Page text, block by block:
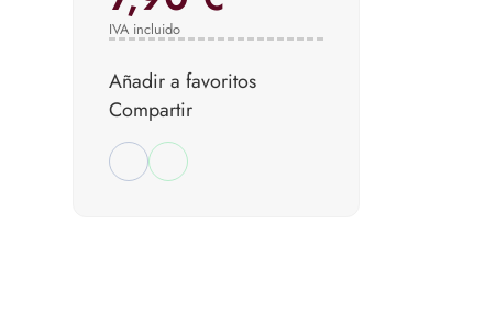
IVA incluido
Añadir a favoritos
Compartir